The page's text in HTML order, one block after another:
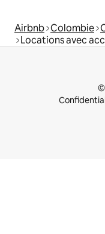
Airbnb Colombie
Locations avec
©